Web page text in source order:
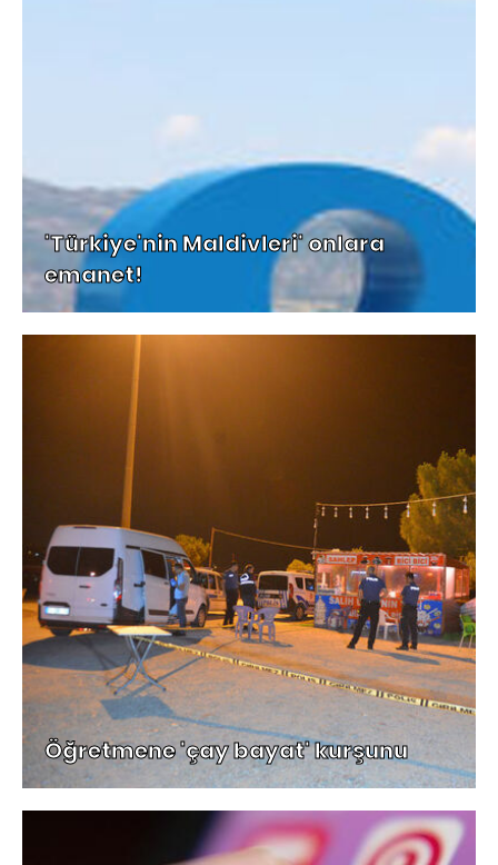
'Türkiye'nin Maldivleri' onlara
emanet!
Öğretmene 'çay bayat' kurşunu